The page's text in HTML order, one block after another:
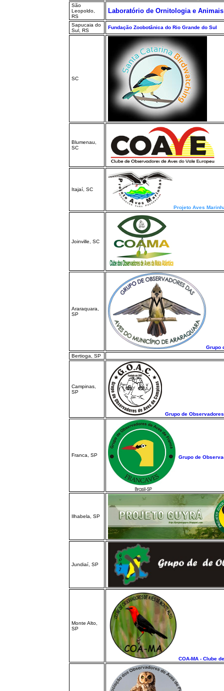
São
Leopoldo,
RS
Laboratório de Ornitologia e
Sapucaia do
Sul, RS
Fundação Zoobotânica do Rio Grande do Sul
SC
Blumenau,
SC
Itajaí, SC
Projeto Aves
Joinville, SC
Araraquara,
SP
Grupo
Bertioga, SP
Campinas,
SP
Grupo de
Franca, SP Grupo de
Ilhabela, SP
Jundiaí, SP
Monte Alto,
SP
COA-MA - Clube